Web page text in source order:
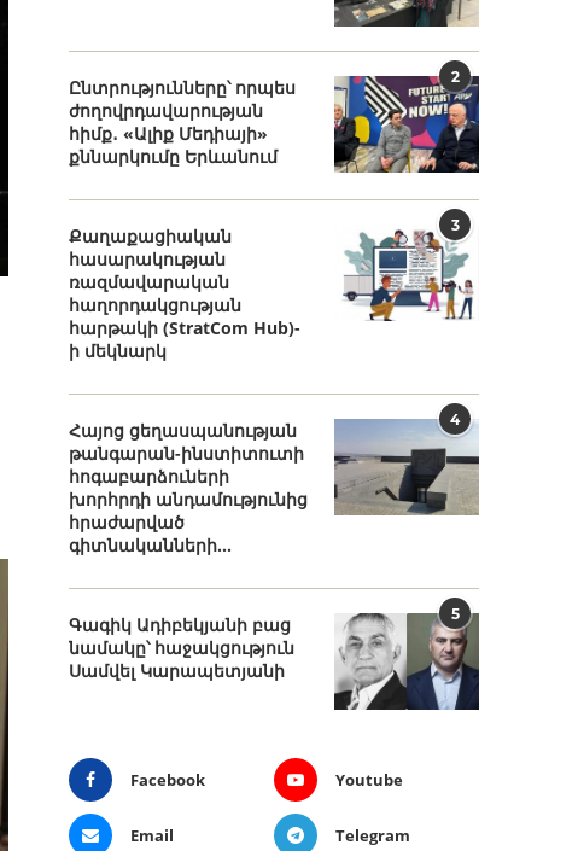
2
Ընտրությունները՝ որպես
ժողովրդավարության
հիմք․ «Ալիք Մեդիայի»
քննարկումը Երևանում
3
Քաղաքացիական
հասարակության
ռազմավարական
հաղորդակցության
հարթակի (StratCom Hub)-
ի մեկնարկ
4
Հայոց ցեղասպանության
թանգարան-ինստիտուտի
հոգաբարձուների
խորհրդի անդամությունից
հրաժարված
գիտնականների...
5
Գագիկ Ադիբեկյանի բաց
նամակը՝ հաջակցություն
Սամվել Կարապետյանի
Facebook Youtube
Email Telegram